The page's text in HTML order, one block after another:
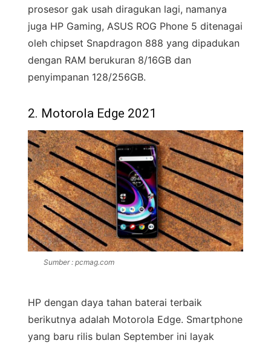
prosesor gak usah diragukan lagi, namanya
juga HP Gaming, ASUS ROG Phone 5 ditenagai
oleh chipset Snapdragon 888 yang dipadukan
dengan RAM berukuran 8/16GB dan
penyimpanan 128/256GB.
2. Motorola Edge 2021
Sumber : pcmag.com
HP dengan daya tahan baterai terbaik
berikutnya adalah Motorola Edge. Smartphone
yang baru rilis bulan September ini layak